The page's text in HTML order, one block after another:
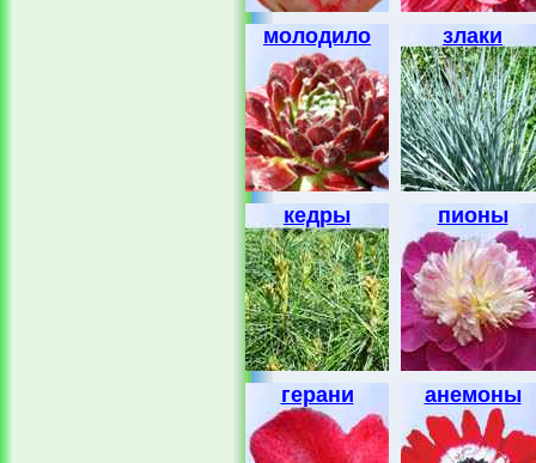
молодило злаки
кедры пионы
герани анемоны